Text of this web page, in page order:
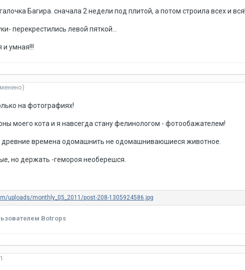
Багира. сначала 2 недели под плитой, а потом строила всех и вся!
перекрестились левой пяткой...
и умная!!!
на фотографиях!
моего кота и я навсегда стану фелинологом - фотообажателем!
древние времена одомашнить не одомашниваюшиеся животное.
но держать -гемороя необерешся.
Botrops